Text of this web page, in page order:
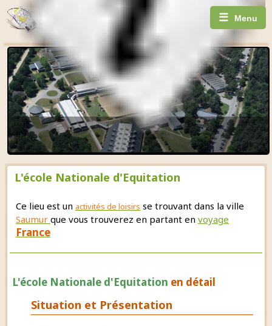
☰ Menu
L'école Nationale d'Equitation
Ce lieu est un activités de loisirs se trouvant dans la ville
Saumur que vous trouverez en partant en voyage
France
L'école Nationale d'Equitation en détail
Situation et Présentation